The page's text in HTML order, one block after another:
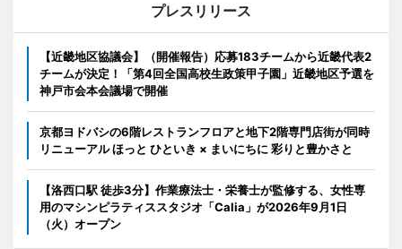
プレスリリース
【近畿地区協議会】（開催報告）応募183チームから近畿代表2
チームが決定！「第4回全国高校生政策甲子園」近畿地区予選を
神戸市会本会議場で開催
京都ヨドバシの6階レストランフロアと地下2階専門店街が同時
リニューアル ほっと ひといき × まいにちに 彩りと豊かさと
【洛西口駅 徒歩3分】作業療法士・栄養士が監修する、女性専
用のマシンピラティススタジオ「Calia」が2026年9月1日
（火）オープン